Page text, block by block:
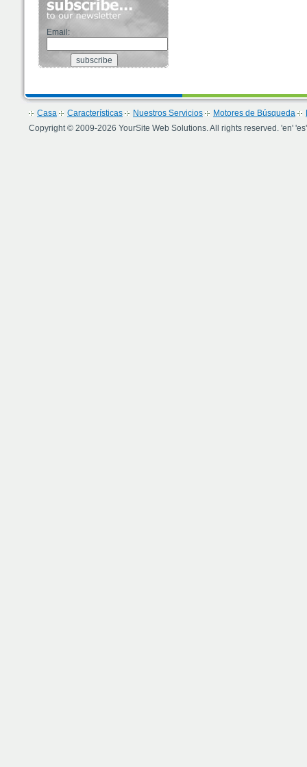
Email:
Casa Características Nuestros Servicios Motores de Búsqueda
Copyright © 2009-2026 YourSite Web Solutions. All rights reserved. 'en' 'es'